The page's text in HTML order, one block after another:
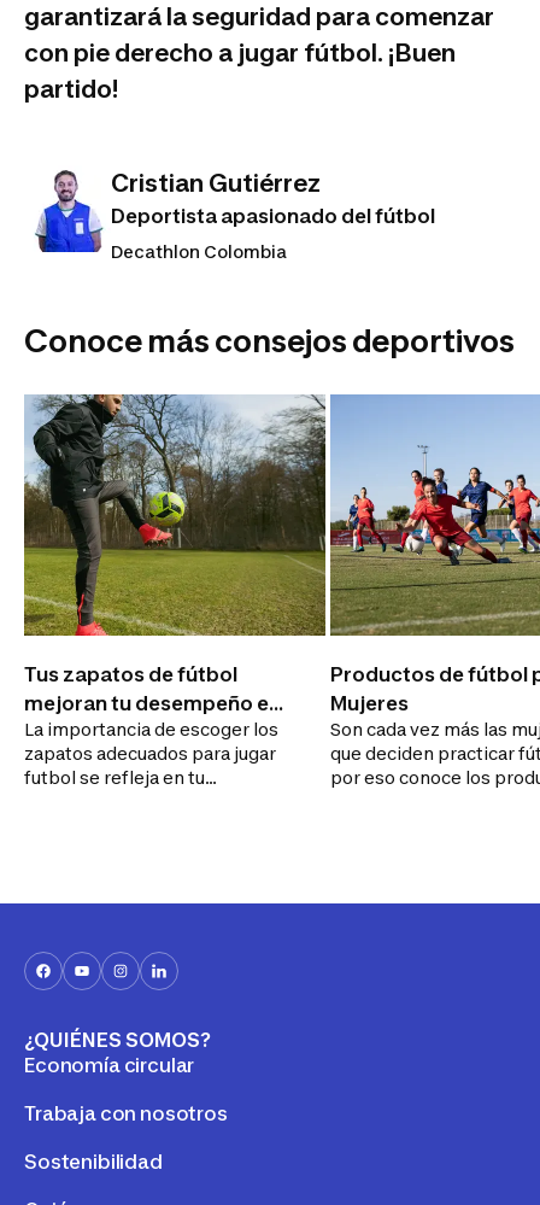
garantizará la seguridad para comenzar
con pie derecho a jugar fútbol. ¡Buen
partido!
Cristian Gutiérrez
Deportista apasionado del fútbol
Decathlon Colombia
Conoce más consejos deportivos
Tus zapatos de fútbol
mejoran tu desempeño en
la cancha
La importancia de escoger los
zapatos adecuados para jugar
futbol se refleja en tu
Productos de fútbol
Mujeres
Son cada vez más las
que deciden practicar
por eso conoce los
¿QUIÉNES SOMOS?
Economía circular
Trabaja con nosotros
Sostenibilidad